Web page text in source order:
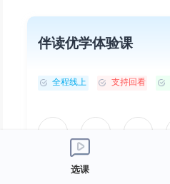
伴读优学体验课
全程线上 支持回看
金楚晴
选课